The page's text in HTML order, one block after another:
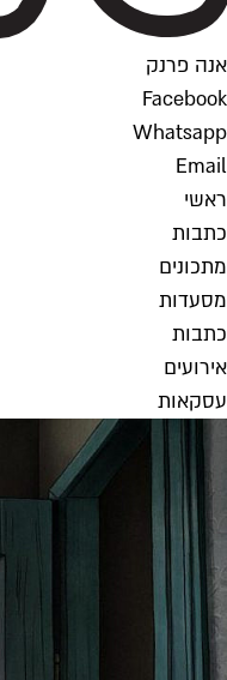
אנה פרנק
Facebook
Whatsapp
Email
ראשי
כתבות
מתכונים
מסעדות
כתבות
אירועים
עסקאות